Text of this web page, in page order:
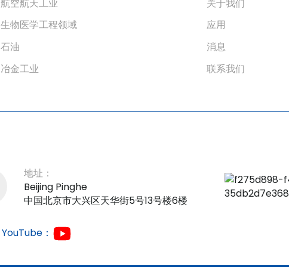
航空航天工业
生物医学工程领域
石油
冶金工业
关于我们
应用
消息
联系我们
地址：
Beijing Pinghe
中国北京市大兴区天华街5号13号楼6楼
YouTube：